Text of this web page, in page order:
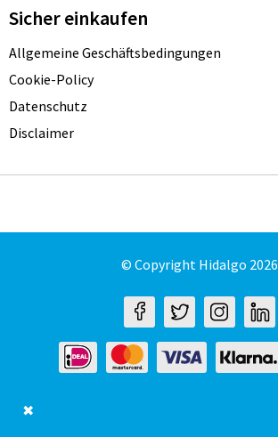
Sicher einkaufen
Allgemeine Geschäftsbedingungen
Cookie-Policy
Datenschutz
Disclaimer
© Copyright Hidalgo 2026
✖